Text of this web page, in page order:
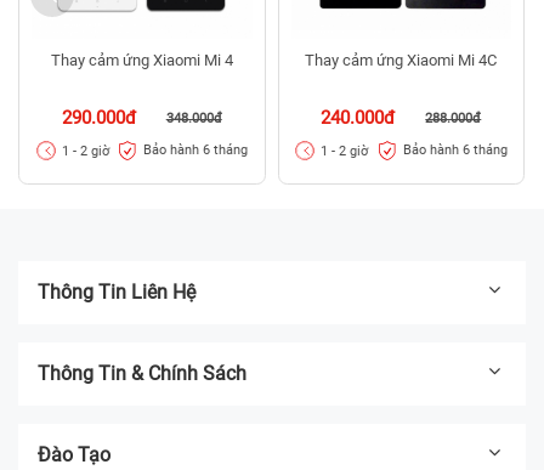
Thay cảm ứng Xiaomi Mi 4
290.000đ 348.000đ
1 - 2 giờ Bảo hành 6 tháng
Thay cảm ứng Xiaomi Mi 4C
240.000đ 288.000đ
1 - 2 giờ Bảo hành 6 tháng
Thông Tin Liên Hệ
Thông Tin & Chính Sách
Đào Tạo